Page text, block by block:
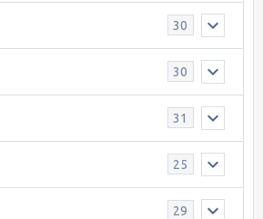
30
30
31
25
29